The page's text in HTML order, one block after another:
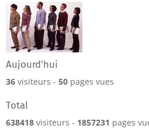
Aujourd'hui
36 visiteurs - 50 pages vues
Total
638418 visiteurs - 1857231 pages